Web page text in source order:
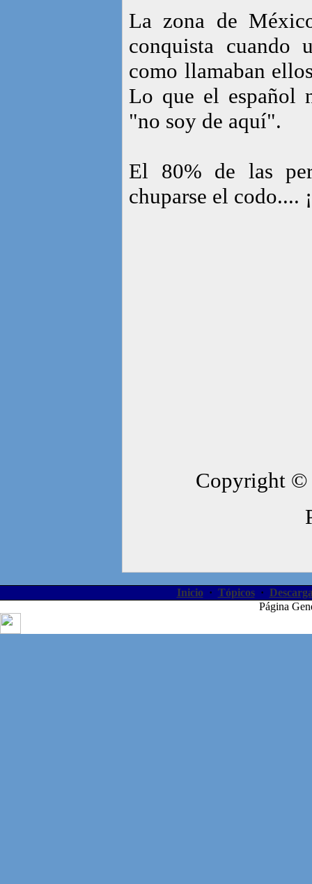
La zona de
conquista cuando
como llamaban
Lo que el español
"no soy de aquí".
El 80% de las
chuparse el codo....
Copyright ©
Inicio· Tópicos·
Página